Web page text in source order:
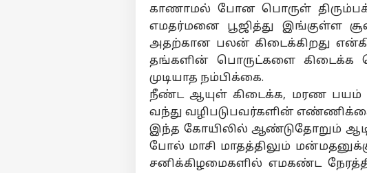
காணாமல் போன பொருள் திரும்பக்
எமதர்மனை பூஜித்து இங்குள்ள
அதற்கான பலன் கிடைக்கிறது
தங்களின் பொருட்களை கிடைக்க
முடியாத நம்பிக்கை.
நீண்ட ஆயுள் கிடைக்க, மரண பயம்
வந்து வழிபடுபவர்களின்
இந்த கோயிலில் ஆண்டுதோறும் ஆடி
போல் மாசி மாதத்திலும்
சனிக்கிழமைகளில் எமகண்ட
LOGIN
120KM ரேஞ்ச்..!
ன ஏதரின்
மின்சார
பட்ஜெட்,